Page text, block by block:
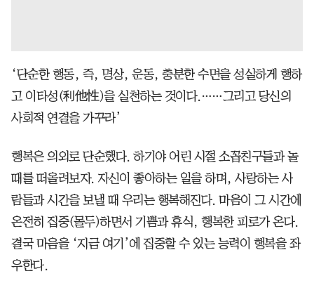
‘단순한 행동, 즉, 명상, 운동, 충분한 수면을 성실하게 행하
고 이타성(利他性)을 실천하는 것이다.……그리고 당신의
사회적 연결을 가꾸라’
행복은 의외로 단순했다. 하기야 어린 시절 소꼽친구들과 놀
때를 떠올려보자. 자신이 좋아하는 일을 하며, 사랑하는 사
람들과 시간을 보낼 때 우리는 행복해진다. 마음이 그 시간에
온전히 집중(몰두)하면서 기쁨과 휴식, 행복한 피로가 온다.
결국 마음을 ‘지금 여기’에 집중할 수 있는 능력이 행복을 좌
우한다.